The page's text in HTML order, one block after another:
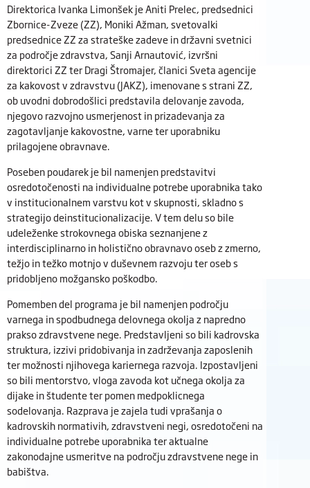
Direktorica Ivanka Limonšek je Aniti Prelec, predsednici
Zbornice-Zveze (ZZ), Moniki Ažman, svetovalki
predsednice ZZ za strateške zadeve in državni svetnici
za področje zdravstva, Sanji Arnautović, izvršni
direktorici ZZ ter Dragi Štromajer, članici Sveta agencije
za kakovost v zdravstvu (JAKZ), imenovane s strani ZZ,
ob uvodni dobrodošlici predstavila delovanje zavoda,
njegovo razvojno usmerjenost in prizadevanja za
zagotavljanje kakovostne, varne ter uporabniku
prilagojene obravnave.
Poseben poudarek je bil namenjen predstavitvi
osredotočenosti na individualne potrebe uporabnika tako
v institucionalnem varstvu kot v skupnosti, skladno s
strategijo deinstitucionalizacije. V tem delu so bile
udeleženke strokovnega obiska seznanjene z
interdisciplinarno in holistično obravnavo oseb z zmerno,
težjo in težko motnjo v duševnem razvoju ter oseb s
pridobljeno možgansko poškodbo.
Pomemben del programa je bil namenjen področju
varnega in spodbudnega delovnega okolja z napredno
prakso zdravstvene nege. Predstavljeni so bili kadrovska
struktura, izzivi pridobivanja in zadrževanja zaposlenih
ter možnosti njihovega kariernega razvoja. Izpostavljeni
so bili mentorstvo, vloga zavoda kot učnega okolja za
dijake in študente ter pomen medpoklicnega
sodelovanja. Razprava je zajela tudi vprašanja o
kadrovskih normativih, zdravstveni negi, osredotočeni na
individualne potrebe uporabnika ter aktualne
zakonodajne usmeritve na področju zdravstvene nege in
babištva.